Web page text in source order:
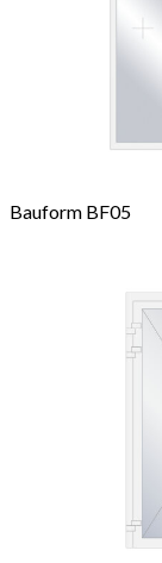
Bauform BF05